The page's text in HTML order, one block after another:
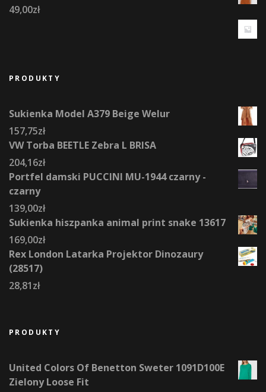
49,00zł
PRODUKTY
Sukienka Model A379 Beige Welur
157,75zł
VW Torba BEETLE Zebra L BRISA
204,16zł
Portfel damski PUCCINI MU-1944 czarny -
czarny
139,00zł
Sukienka hiszpanka animal print snake 13617
169,00zł
Rex London Latarka Projektor Dinozaury
(28517)
28,81zł
PRODUKTY
United Colors Of Benetton Sweter 1091D100E
Zielony Loose Fit